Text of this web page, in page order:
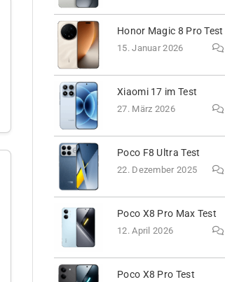
Honor Magic 8 Pro Test
15. Januar 2026
Xiaomi 17 im Test
27. März 2026
Poco F8 Ultra Test
22. Dezember 2025
Poco X8 Pro Max Test
12. April 2026
Poco X8 Pro Test